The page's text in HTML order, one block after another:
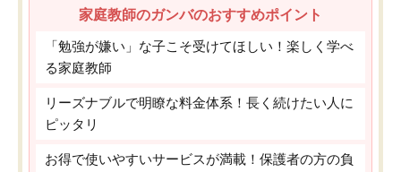
家庭教師のガンバのおすすめポイント
「勉強が嫌い」な子こそ受けてほしい！楽しく学べ
る家庭教師
リーズナブルで明瞭な料金体系！長く続けたい人に
ピッタリ
お得で使いやすいサービスが満載！保護者の方の負